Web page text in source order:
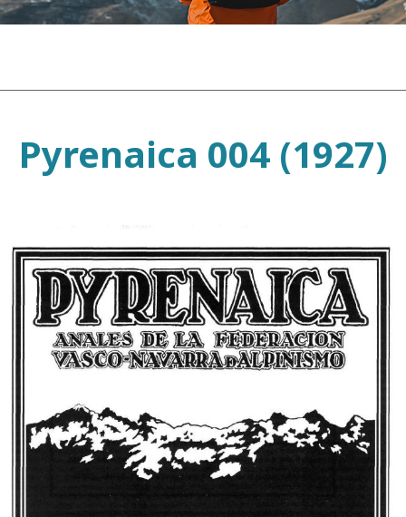
Pyrenaica 004 (1927)